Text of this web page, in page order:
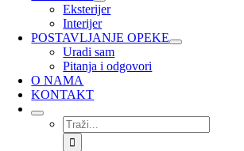
Eksterijer
Interijer
POSTAVLJANJE OPEKE
Uradi sam
Pitanja i odgovori
O NAMA
KONTAKT
Traži...